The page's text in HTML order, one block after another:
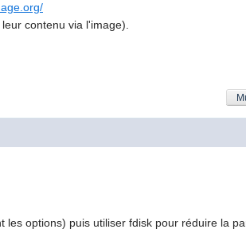
contenu via l'image).
options) puis utiliser fdisk pour réduire la